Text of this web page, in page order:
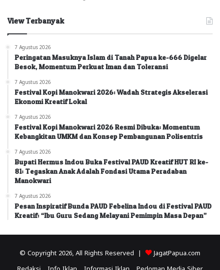
View Terbanyak
7 Agustus 2026
Peringatan Masuknya Islam di Tanah Papua ke-666 Digelar
Besok, Momentum Perkuat Iman dan Toleransi
7 Agustus 2026
Festival Kopi Manokwari 2026: Wadah Strategis Akselerasi
Ekonomi Kreatif Lokal
7 Agustus 2026
Festival Kopi Manokwari 2026 Resmi Dibuka: Momentum
Kebangkitan UMKM dan Konsep Pembangunan Polisentris
7 Agustus 2026
Bupati Hermus Indou Buka Festival PAUD Kreatif HUT RI ke-
81: Tegaskan Anak Adalah Fondasi Utama Peradaban
Manokwari
7 Agustus 2026
Pesan Inspiratif Bunda PAUD Febelina Indou di Festival PAUD
Kreatif: “Ibu Guru Sedang Melayani Pemimpin Masa Depan”
© Copyright 2026, All Rights Reserved | JagatPapua.com
Redaksi Info Iklan Informasi Iklan Pedoman Media Siber